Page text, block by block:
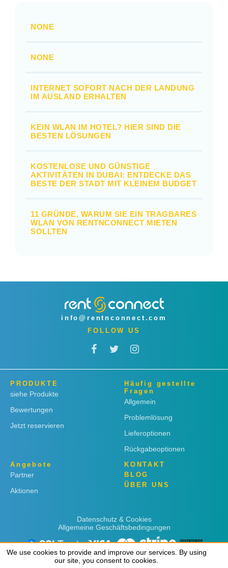
NONE
NONE
INTERNET SOFORT NACH DER LANDUNG
IM AUSLAND ERHALTEN
KEIN WLAN IM HOTEL? HIER SIND DIE
BESTEN LÖSUNGEN
KOSTENLOSE UND GÜNSTIGE
AKTIVITÄTEN IN DUBAI: ENTDECKE DAS
BESTE DER STADT MIT KLEINEM BUDGET
11 GRÜNDE, WARUM SIE EIN TRAGBARES
WLAN VON RENTNCONNECT MIETEN
SOLLTEN
info@rentnconnect.com
FOLLOW US
PRODUKTE
siehe Produkte
Bewertungen
Jetzt reservieren
Häufig gestellte
Fragen
Allgemein
Problemlösung
Lieferoptionen
Rückgabeoptionen
Angebote
Partner
Aktionen
KONTAKT
BLOG
ÜBER UNS
Datenschutz & Cookies
Allgemeine Geschäftsbedingungen
We use cookies to provide and improve our services. By using
our site, you consent to cookies.
We use cookies to provide and improve our services. By using
our site, you consent to cookies.